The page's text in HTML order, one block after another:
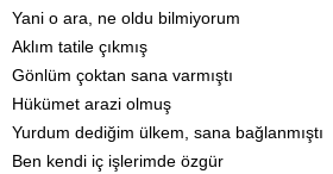
Yani o ara, ne oldu bilmiyorum
Aklım tatile çıkmış
Gönlüm çoktan sana varmıştı
Hükümet arazi olmuş
Yurdum dediğim ülkem, sana bağlanmıştı
Ben kendi iç işlerimde özgür